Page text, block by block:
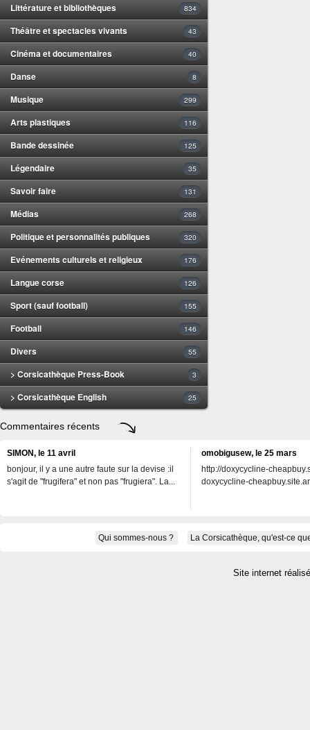
Littérature et bibliothèques 834
Théâtre et spectacles vivants 43
Cinéma et documentaires 40
Danse 8
Musique 299
Arts plastiques 116
Bande dessinée 125
Légendaire 35
Savoir faire 131
Médias 268
Politique et personnalités publiques 320
Evénements culturels et religieux 176
Langue corse 126
Sport (sauf football) 155
Football 146
Divers 55
> Corsicathèque Press-Book 3
> Corsicathèque English 25
Commentaires récents
SIMON, le 11 avril
bonjour, il y a une autre faute sur la devise :il
s'agit de "frugifera" et non pas "frugiera". La...
omobigusew, le 25 mars
http://doxycycline-
doxycycline-
Qui sommes-nous ? La Corsicathèque, qu'est-ce
Site internet